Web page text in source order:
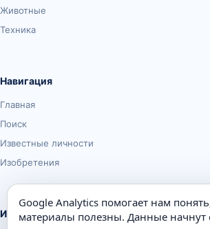
Животные
Техника
Навигация
Главная
Поиск
Известные личности
Изобретения
Информация
Google Analytics помогает нам
материалы полезны. Данные начнут